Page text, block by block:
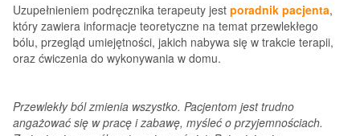
Uzupełnieniem podręcznika terapeuty jest poradnik pacjenta,
który zawiera informacje teoretyczne na temat przewlekłego
bólu, przegląd umiejętności, jakich nabywa się w trakcie terapii,
oraz ćwiczenia do wykonywania w domu.
Przewlekły ból zmienia wszystko. Pacjentom jest trudno
angażować się w pracę i zabawę, myśleć o przyjemnościach.